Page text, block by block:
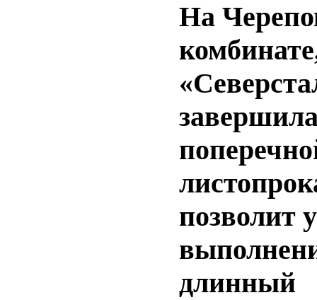
На
позволит
длинный